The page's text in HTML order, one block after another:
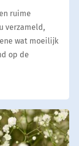
ruime
verzameld,
wat moeilijk
op de